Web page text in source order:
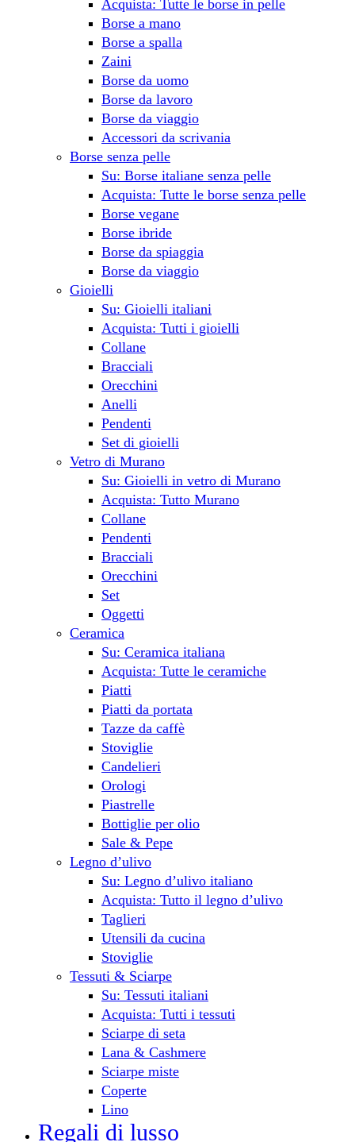
Acquista: Tutte le borse in pelle
Borse a mano
Borse a spalla
Zaini
Borse da uomo
Borse da lavoro
Borse da viaggio
Accessori da scrivania
Borse senza pelle
Su: Borse italiane senza pelle
Acquista: Tutte le borse senza pelle
Borse vegane
Borse ibride
Borse da spiaggia
Borse da viaggio
Gioielli
Su: Gioielli italiani
Acquista: Tutti i gioielli
Collane
Bracciali
Orecchini
Anelli
Pendenti
Set di gioielli
Vetro di Murano
Su: Gioielli in vetro di Murano
Acquista: Tutto Murano
Collane
Pendenti
Bracciali
Orecchini
Set
Oggetti
Ceramica
Su: Ceramica italiana
Acquista: Tutte le ceramiche
Piatti
Piatti da portata
Tazze da caffè
Stoviglie
Candelieri
Orologi
Piastrelle
Bottiglie per olio
Sale & Pepe
Legno d’ulivo
Su: Legno d’ulivo italiano
Acquista: Tutto il legno d’ulivo
Taglieri
Utensili da cucina
Stoviglie
Tessuti & Sciarpe
Su: Tessuti italiani
Acquista: Tutti i tessuti
Sciarpe di seta
Lana & Cashmere
Sciarpe miste
Coperte
Lino
Regali di lusso